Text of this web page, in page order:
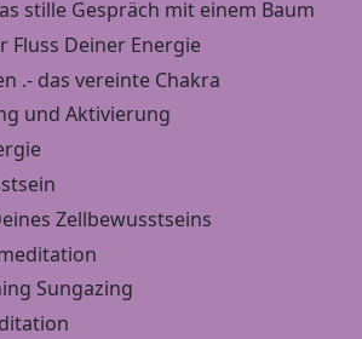
stille Gespräch mit einem Baum
Fluss Deiner Energie
.- das vereinte Chakra
und Aktivierung
Zellbewusstseins
Sungazing